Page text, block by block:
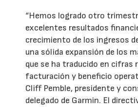
“Hemos logrado otro
excelentes resultados
crecimiento de los ingresos
una sólida expansión de los
que se ha traducido en cifras
facturación y beneficio
Cliff Pemble, presidente y
delegado de Garmin. El